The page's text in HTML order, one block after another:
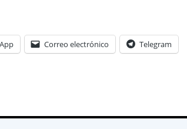
Correo electrónico Telegram